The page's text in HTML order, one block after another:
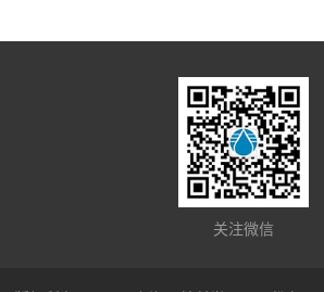
关注微信